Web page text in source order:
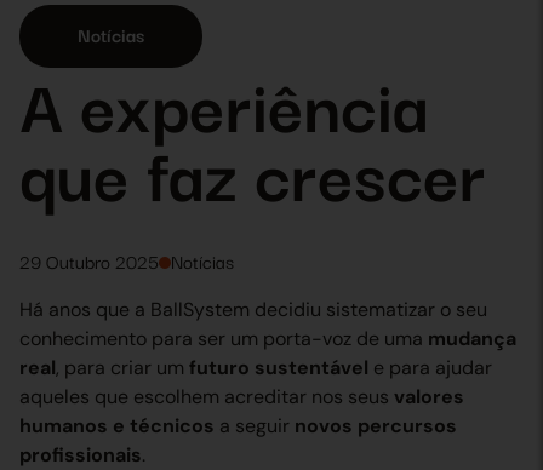
Notícias
A experiência
que faz crescer
29 Outubro 2025 Notícias
Há anos que a BallSystem decidiu sistematizar o seu
conhecimento para ser um porta-voz de uma mudança
real, para criar um futuro sustentável e para ajudar
aqueles que escolhem acreditar nos seus valores
humanos e técnicos a seguir novos percursos
profissionais.